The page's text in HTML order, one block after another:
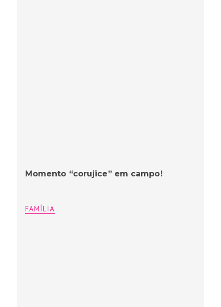
Momento “corujice” em campo!
FAMÍLIA